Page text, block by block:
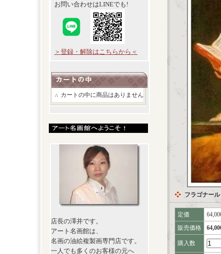
お問い合わせはLINEでも!
＞登録・解除はこちらから＜
カートの中に商品はありません
店長の澤井です。
アート名画館は、
名画の油絵複製画専門店です。
一人でも多くのお客様の元へ
フラゴナー
定価
販売価格
購入数